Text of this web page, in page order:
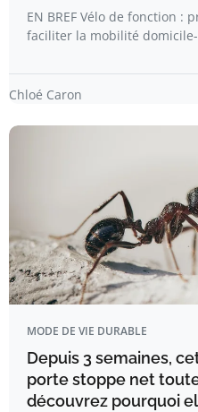
EN BREF Vélo de fonction :
faciliter la mobilité
Chloé Caron
MODE DE VIE DURABLE
Depuis 3 semaines,
porte stoppe net
découvrez pourquoi